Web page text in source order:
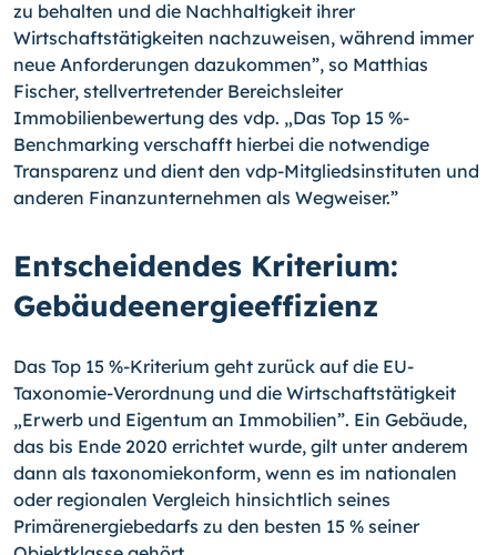
zu behalten und die Nachhaltigkeit ihrer
Wirtschaftstätigkeiten nachzuweisen, während immer
neue Anforderungen dazukommen”, so Matthias
Fischer, stellvertretender Bereichsleiter
Immobilienbewertung des vdp. „Das Top 15 %-
Benchmarking verschafft hierbei die notwendige
Transparenz und dient den vdp-Mitgliedsinstituten und
anderen Finanzunternehmen als Wegweiser.”
Entscheidendes Kriterium:
Gebäudeenergieeffizienz
Das Top 15 %-Kriterium geht zurück auf die EU-
Taxonomie-Verordnung und die Wirtschaftstätigkeit
„Erwerb und Eigentum an Immobilien”. Ein Gebäude,
das bis Ende 2020 errichtet wurde, gilt unter anderem
dann als taxonomiekonform, wenn es im nationalen
oder regionalen Vergleich hinsichtlich seines
Primärenergiebedarfs zu den besten 15 % seiner